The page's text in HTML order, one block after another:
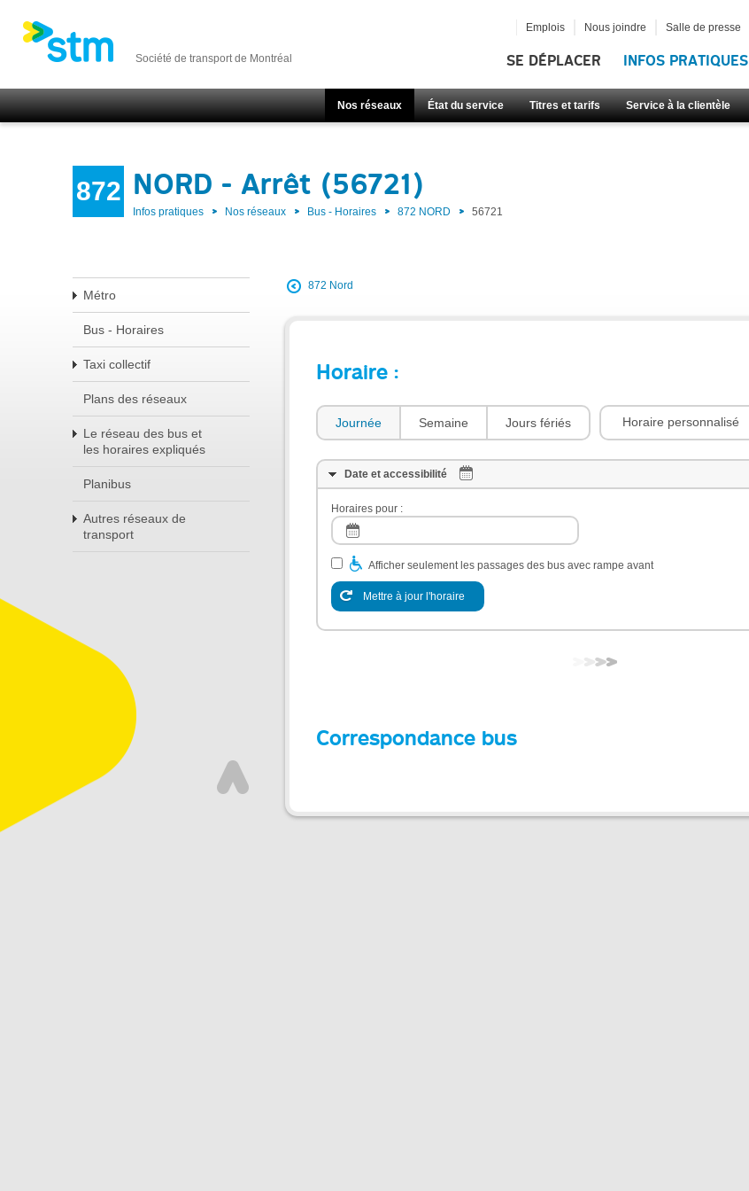
Société de transport de Montréal SE DÉPLACER INFOS PRATIQUES
Nos réseaux État du service Titres et tarifs Service à la clientèle
Emplois Nous joindre Salle de presse
872 NORD - Arrêt (56721)
Infos pratiques Nos réseaux Bus - Horaires 872 NORD 56721
Métro
Bus - Horaires
Taxi collectif
Plans des réseaux
Le réseau des bus et
les horaires expliqués
Planibus
Autres réseaux de
transport
872 Nord
Horaire :
Journée Semaine Jours fériés Horaire personnalisé
Date et accessibilité
Horaires pour :
Afficher seulement les passages des bus avec rampe avant
Mettre à jour l'horaire
Correspondance bus